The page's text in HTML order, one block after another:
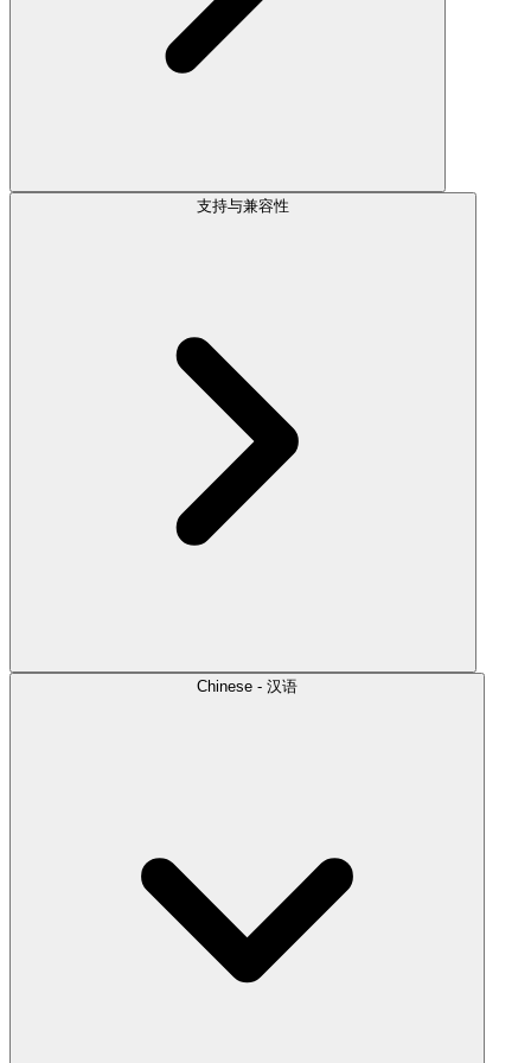
支持与兼容性
Chinese - 汉语